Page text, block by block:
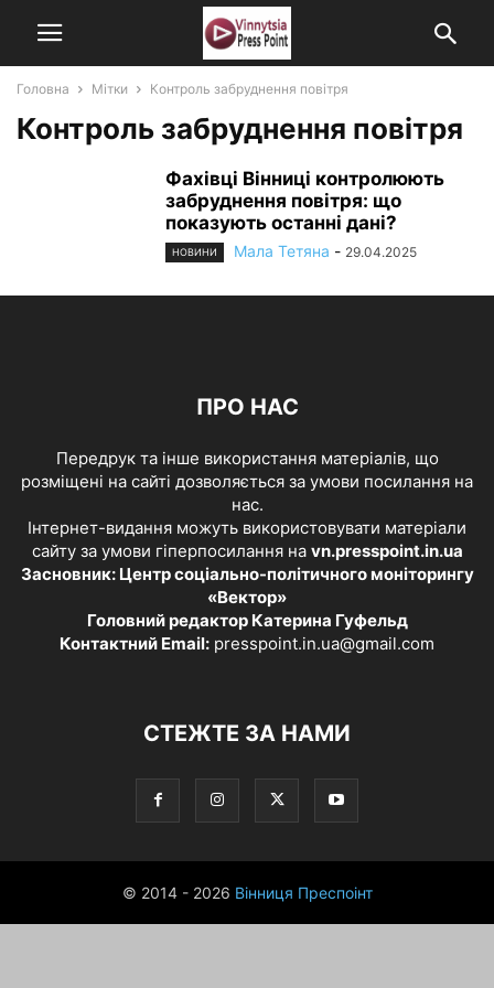
Головна Мітки Контроль забруднення повітря
Контроль забруднення повітря
Фахівці Вінниці контролюють
забруднення повітря: що
показують останні дані?
НОВИНИ Мала Тетяна - 29.04.2025
ПРО НАС
Передрук та інше використання матеріалів, що
розміщені на сайті дозволяється за умови посилання на
нас.
Інтернет-видання можуть використовувати матеріали
сайту за умови гіперпосилання на vn.presspoint.in.ua
Засновник: Центр соціально-політичного моніторингу
«Вектор»
Головний редактор Катерина Гуфельд
Контактний Email: presspoint.in.ua@gmail.com
СТЕЖТЕ ЗА НАМИ
© 2014 - 2026 Вінниця Преспоінт